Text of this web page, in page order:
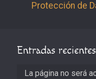
Protección de
Entradas recientes
La página no será